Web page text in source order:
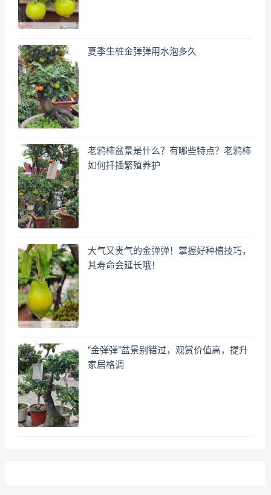
夏季生桩金弹弹用水泡多久
老鸦柿盆景是什么？有哪些特点？老鸦柿
如何扦插繁殖养护
大气又贵气的金弹弹！掌握好种植技巧，
其寿命会延长哦！
“金弹弹”盆景别错过，观赏价值高，提升
家居格调